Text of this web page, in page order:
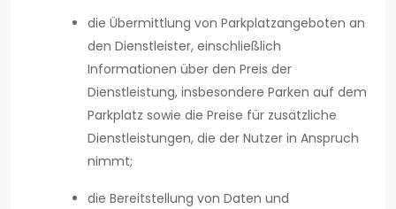
die Übermittlung von Parkplatzangeboten an
den Dienstleister, einschließlich
Informationen über den Preis der
Dienstleistung, insbesondere Parken auf dem
Parkplatz sowie die Preise für zusätzliche
Dienstleistungen, die der Nutzer in Anspruch
nimmt;
die Bereitstellung von Daten und